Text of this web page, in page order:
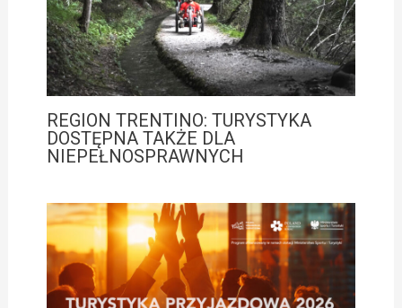
REGION TRENTINO: TURYSTYKA
DOSTĘPNA TAKŻE DLA
NIEPEŁNOSPRAWNYCH